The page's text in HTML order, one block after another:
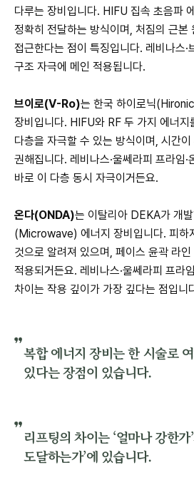
다루는 장비입니다. HIFU 집속 초음파
정확히 전달하는 방식이며, 처짐의 근본
접근한다는 점이 특징입니다. 레비나스·
구조 자극에 메인 적용됩니다.
브이로(V-Ro)는 한국 하이로닉
장비입니다. HIFU와 RF 두 가지 에너지
다층을 자극할 수 있는 방식이며, 시간
권해집니다. 레비나스·울쎄라피 프라임·
바로 이 다층 동시 자극이거든요.
온다(ONDA)는 이탈리아 DEKA가 개
(Microwave) 에너지 장비입니다. 피하
것으로 알려져 있으며, 페이스 윤곽 라인
적용되거든요. 레비나스·울쎄라피 프라
차이는 작용 깊이가 가장 깊다는 점입니
복합 에너지 장비는 한 시술로
있다는 장점이 있습니다.
리프팅의 차이는 ‘얼마나 강한가
도달하는가’에 있습니다.